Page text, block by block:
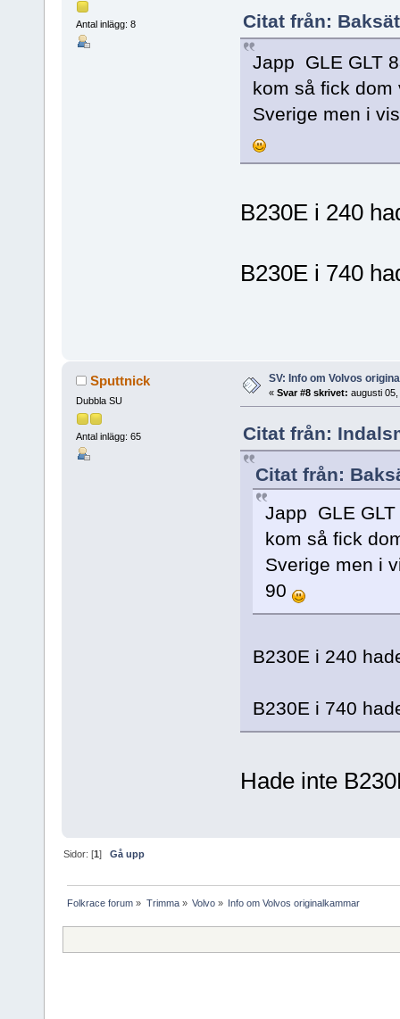
Antal inlägg: 8
Citat från:
Japp GLE GLT
kom så fick dom
Sverige men i
B230E i 240
B230E i 740
Sputtnick
Dubbla SU
Antal inlägg: 65
SV: Info om Volvos
« Svar #8 skrivet: augusti
Citat från:
Citat från:
Japp GLE
kom så fick
Sverige men i
90
B230E i 240
B230E i 740
Hade inte
Sidor: [1]Gå upp
Folkrace forum » Trimma» Volvo» Info om Volvos originalkammar